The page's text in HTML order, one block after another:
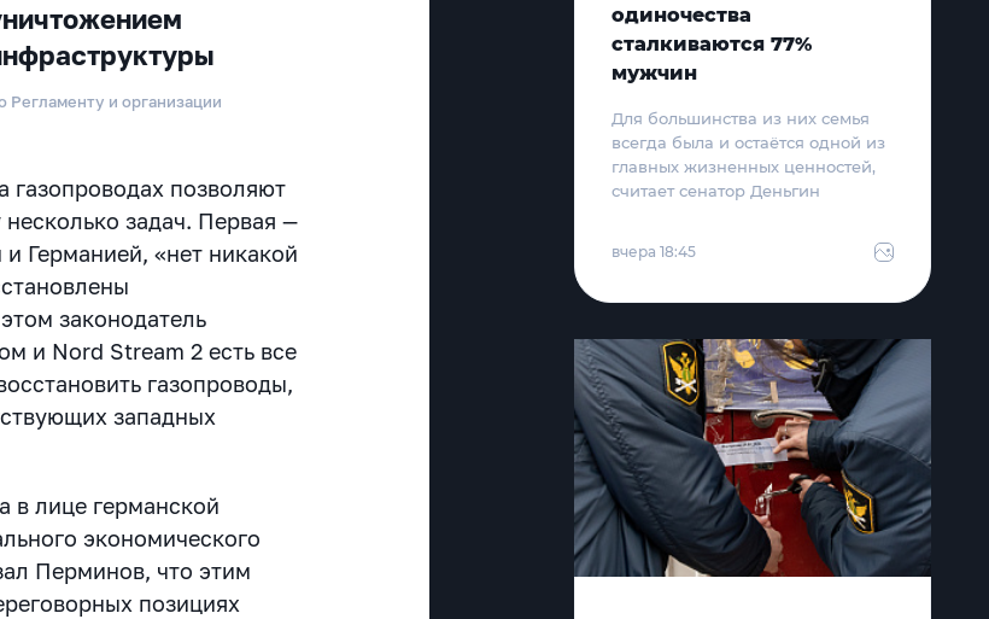
и организации
газопроводах позволяют
задач. Первая —
Германией, «нет никакой
законодатель
и Nord Stream 2 есть все
газопроводы,
западных
в лице германской
экономического
Перминов, что этим
позициях
одиночества
сталкиваются 77%
мужчин
Для большинства из них семья
всегда была и остаётся одной из
главных жизненных ценностей,
считает сенатор Деньгин
вчера 18:45